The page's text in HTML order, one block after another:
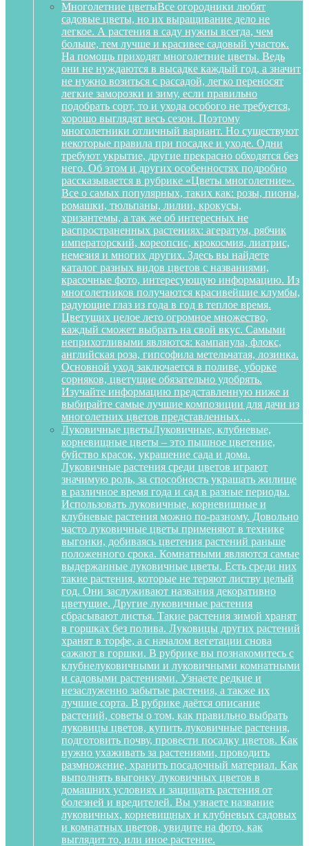
Многолетние цветыВсе огородники любят
садовые цветы, но их выращивание дело не
легкое. А растения в саду нужны всегда, чем
больше, тем лучше и красивее садовый участок.
На помощь приходят многолетние цветы. Ведь
они не нуждаются в высадке каждый год, а значит
не нужно возиться с рассадой, легко переносят
легкие заморозки и зиму, если правильно
подобрать сорт, то и ухода особого не требуется,
хорошо выглядят весь сезон. Поэтому
многолетники отличный вариант. Но существуют
некоторые правила при посадке и уходе. Одни
требуют укрытие, другие прекрасно обходятся без
него. Об этом и других особенностях подробно
рассказывается в рубрике «Цветы многолетние».
Все о самых популярных, таких как: розы, пионы,
ромашки, тюльпаны, лилии, крокусы,
хризантемы, а так же об интересных не
распространенных растениях: агератум, рябчик
императорский, кореопсис, крокосмия, лиатрис,
немезия и многих других. Здесь вы найдете
каталог разных видов цветов с названиями,
красочные фото, интересующую информацию. Из
многолетников получаются красивейшие клумбы,
радующие глаз из года в год в теплое время.
Цветущих целое лето огромное множество,
каждый сможет выбрать на свой вкус. Самыми
неприхотливыми являются: кампанула, флокс,
английская роза, гипсофила метельчатая, лозинка.
Основной уход заключается в поливе, уборке
сорняков, цветущие обязательно удобрять.
Изучайте информацию представленную ниже и
выбирайте самые лучшие композиции для дачи из
многолетних цветов представленных…
Луковичные цветыЛуковичные, клубневые,
корневищные цветы – это пышное цветение,
буйство красок, украшение сада и дома.
Луковичные растения среди цветов играют
значимую роль, за способность украшать жилище
в различное время года и сад в разные периоды.
Использовать луковичные, корневищные и
клубневые растения можно по-разному. Довольно
часто луковичные цветы применяют в технике
выгонки, добиваясь цветения растений раньше
положенного срока. Комнатными являются самые
выдержанные луковичные цветы. Есть среди них
такие растения, которые не теряют листву целый
год. Они заслуживают названия декоративно
цветущие. Другие луковичные растения
сбрасывают листья. Такие растения зимой хранят
в горшках без полива. Луковицы других растений
хранят в торфе, а с началом вегетации снова
сажают в горшки. В рубрике вы познакомитесь с
клубнелуковичными и луковичными комнатными
и садовыми растениями. Узнаете редкие и
незаслуженно забытые растения, а также их
лучшие сорта. В рубрике даётся описание
растений, советы о том, как правильно выбрать
луковицы цветов, купить луковичные растения,
подготовить почву, провести посадку цветов. Как
нужно ухаживать за растениями, проводить
размножение, хранить посадочный материал. Как
выполнять выгонку луковичных цветов в
домашних условиях и защищать растения от
болезней и вредителей. Вы узнаете название
луковичных, корневищных и клубневых садовых
и комнатных цветов, увидите на фото, как
выглядит то, или иное растение.